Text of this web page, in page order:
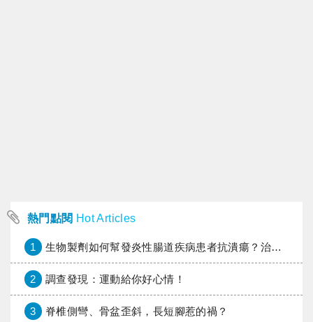
熱門點閱 Hot Articles
1 生物製劑如何幫發炎性腸道疾病患者抗潰瘍？治療進展與健保給付困境一次看
2 調查發現：運動給你好心情！
3 脊椎側彎、骨盆歪斜，長短腳惹的禍？